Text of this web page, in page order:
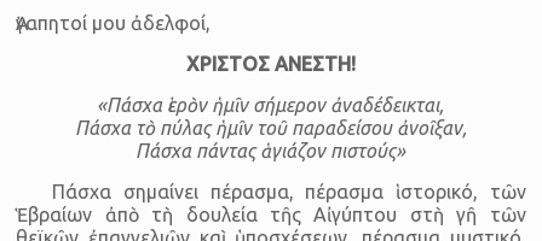
Ἀγαπητοί μου ἀδελφοί,
ΧΡΙΣΤΟΣ ΑΝΕΣΤΗ!
«Πάσχα ἱερὸν ἡμῖν σήμερον ἀναδέδεικται,
Πάσχα τὸ πύλας ἡμῖν τοῦ παραδείσου ἀνοῖξαν,
Πάσχα πάντας ἁγιάζον πιστούς»
Πάσχα σημαίνει πέρασμα, πέρασμα ἱστορικό, τῶν
Ἑβραίων ἀπὸ τὴ δουλεία τῆς Αἰγύπτου στὴ γῆ τῶν